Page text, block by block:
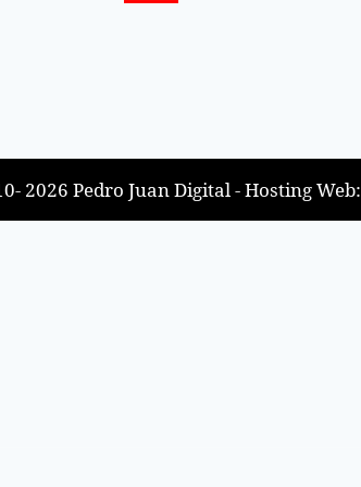
2026 Pedro Juan Digital - Hosting Web: